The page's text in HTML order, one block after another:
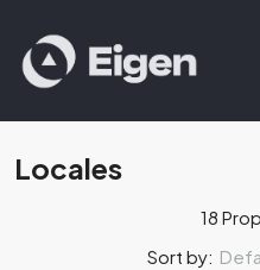
Locales
18
Sort by: